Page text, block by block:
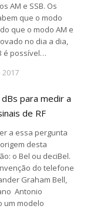
AM e SSB. Os
que o modo
que o modo AM e
no dia a dia,
é possível…
para medir a
de RF
a essa pergunta
desta
o Bel ou deciBel.
do telefone
Graham Bell,
Antonio
um modelo